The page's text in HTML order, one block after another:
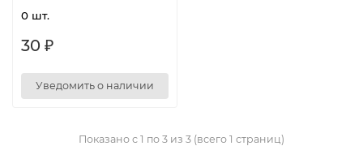
0 шт.
30 ₽
Уведомить о наличии
Показано с 1 по 3 из 3 (всего 1 страниц)